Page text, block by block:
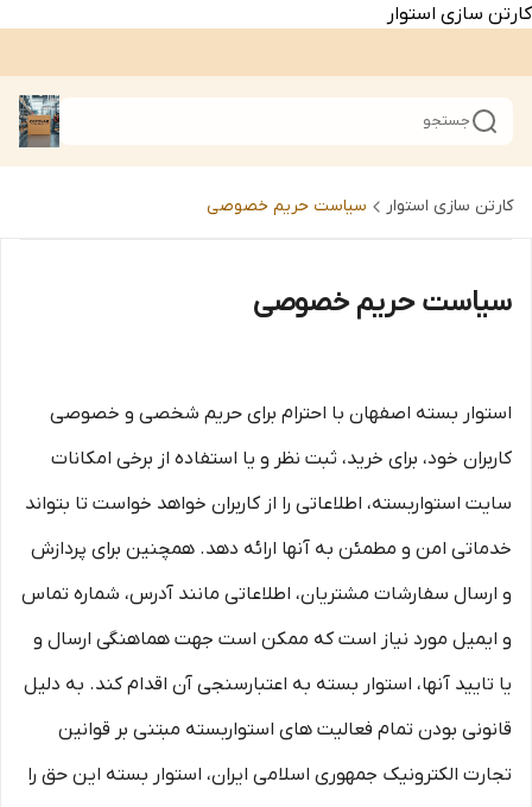
کارتن سازی استوار
جستجو
کارتن سازی استوار سیاست حریم خصوصی
سیاست حریم خصوصی
استوار بسته اصفهان با احترام برای حریم شخصی و خصوصی
کاربران خود، برای خرید، ثبت نظر و یا استفاده از برخی امکانات
سایت استواربسته، اطلاعاتی را از کاربران خواهد خواست تا بتواند
خدماتی امن و مطمئن به آنها ارائه دهد. همچنین برای پردازش
و ارسال سفارشات مشتریان، اطلاعاتی مانند آدرس، شماره تماس
و ایمیل مورد نیاز است که ممکن است جهت هماهنگی ارسال و
یا تایید آنها، استوار بسته به اعتبارسنجی آن اقدام کند. به دلیل
قانونی بودن تمام فعالیت های استواربسته مبتنی بر قوانین
تجارت الکترونیک جمهوری اسلامی ایران، استوار بسته این حق را